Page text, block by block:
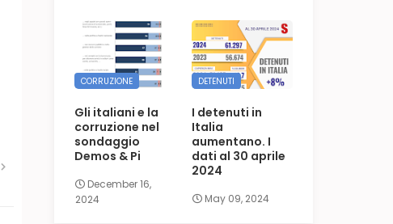
CORRUZIONE
Gli italiani e la
corruzione nel
sondaggio
Demos & Pi
December 16,
2024
DETENUTI
I detenuti in
Italia
aumentano. I
dati al 30 aprile
2024
May 09, 2024